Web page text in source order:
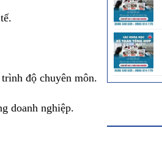
độ chuyên môn.
doanh nghiệp.